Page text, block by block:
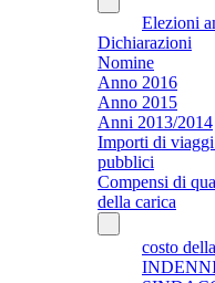
Elezioni
Dichiarazioni
Nomine
Anno 2016
Anno 2015
Anni 2013/2014
Importi di
pubblici
Compensi di
della carica
costo